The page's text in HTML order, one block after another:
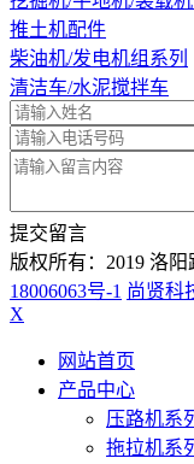
推土机配件
柴油机/发电机组系列
清洁车/水泥搅拌车
提交留言
版权所有：2019 洛
18006063号-1 尚贤科
X
网站首页
产品中心
压路机系
拖拉机系